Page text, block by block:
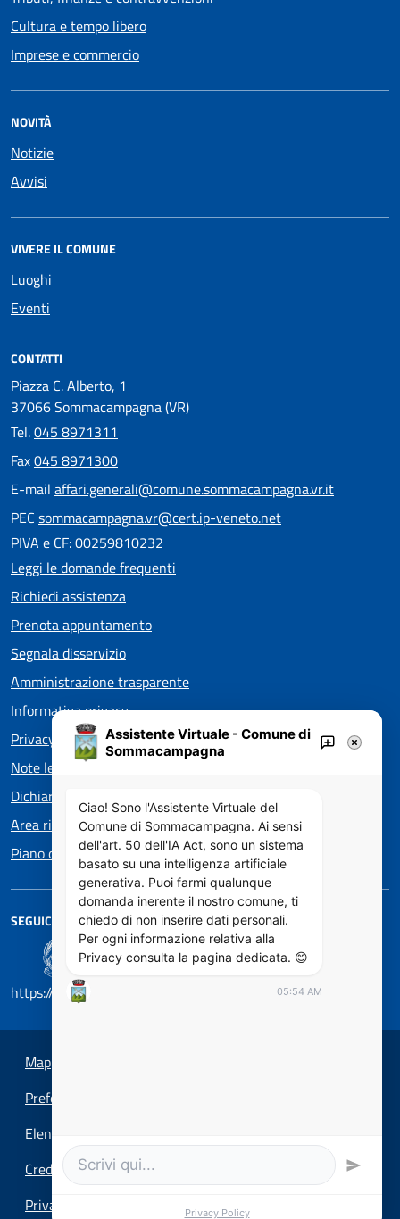
Cultura e tempo libero
Imprese e commercio
NOVITÀ
Notizie
Avvisi
VIVERE IL COMUNE
Luoghi
Eventi
CONTATTI
Piazza C. Alberto, 1
37066 Sommacampagna (VR)
Tel.045 8971311
Fax045 8971300
E-mail affari.generali@comune.sommacampagna.vr.it
PEC sommacampagna.vr@cert.ip-veneto.net
PIVA e CF: 00259810232
Leggi le domande frequenti
Richiedi assistenza
Prenota appuntamento
Segnala disservizio
Amministrazione trasparente
Informativa privacy
Privacy policy EOS
Note legali
Dichiarazione di accessibilità
Area riservata
Piano di Miglioramento dei servizi
SEGUICI SU
https://designers.italia.it/
Mappa del sito
Preferenze cookie
Elenco Siti Tematici
Credits
Privacy
Assistente Virtuale - Comune di
Sommacampagna
Ciao! Sono l'Assistente Virtuale del
Comune di Sommacampagna. Ai sensi
dell'art. 50 dell'IA Act, sono un sistema
basato su una intelligenza artificiale
generativa. Puoi farmi qualunque
domanda inerente il nostro comune, ti
chiedo di non inserire dati personali.
Per ogni informazione relativa alla
Privacy consulta la pagina dedicata. 😊
05:54 AM
Privacy Policy